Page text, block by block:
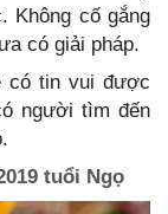
Không cố gắng
có giải pháp.
có tin vui được
người tìm đến
tuổi Ngọ